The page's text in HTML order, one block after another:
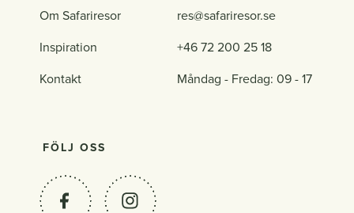
Om Safariresor
Inspiration
Kontakt
res@safariresor.se
+46 72 200 25 18
Måndag - Fredag: 09 - 17
FÖLJ OSS